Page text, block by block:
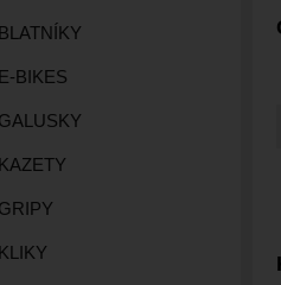
BLATNÍKY
E-BIKES
GALUSKY
KAZETY
GRIPY
KLIKY